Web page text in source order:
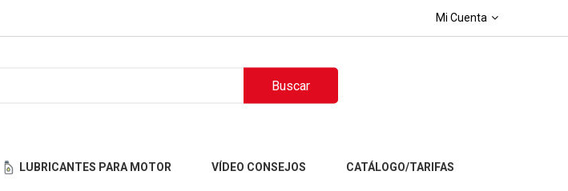
Mi Cuenta
Buscar
LUBRICANTES PARA MOTOR VÍDEO CONSEJOS CATÁLOGO/TARIFAS